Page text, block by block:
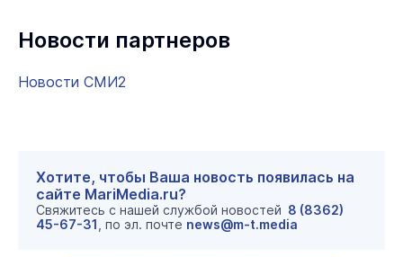
Новости партнеров
Новости СМИ2
Хотите, чтобы Ваша новость появилась на
сайте MariMedia.ru?
Свяжитесь с нашей службой новостей 8 (8362)
45-67-31 , по эл. почте news@m-t.media